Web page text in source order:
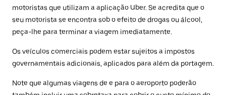
motoristas que utilizam a aplicação Uber. Se acredita que o
seu motorista se encontra sob o efeito de drogas ou álcool,
peça-lhe para terminar a viagem imediatamente.
Os veículos comerciais podem estar sujeitos a impostos
governamentais adicionais, aplicados para além da portagem.
Note que algumas viagens de e para o aeroporto poderão